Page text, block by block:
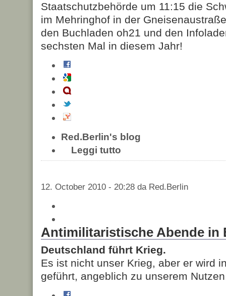
Staatschutzbehörde um 11:15 die
im Mehringhof in der
den Buchladen oh21 und den
sechsten Mal in diesem Jahr!
Red.Berlin's blog
Leggi tutto
12. October 2010 - 20:28 da Red.Berlin
Antimilitaristische Abende in
Deutschland führt Krieg.
Es ist nicht unser Krieg, aber er wird
geführt, angeblich zu unserem